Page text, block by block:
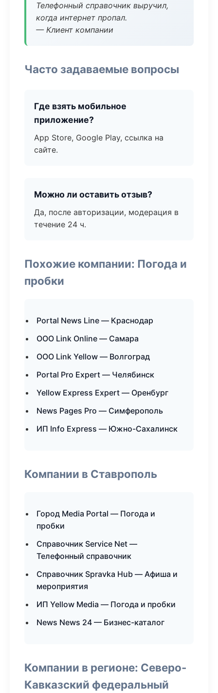
Телефонный справочник выручил,
когда интернет пропал.
— Клиент компании
Часто задаваемые вопросы
Где взять мобильное
приложение?
App Store, Google Play, ссылка на
сайте.
Можно ли оставить отзыв?
Да, после авторизации, модерация в
течение 24 ч.
Похожие компании: Погода и
пробки
Portal News Line — Краснодар
ООО Link Online — Самара
ООО Link Yellow — Волгоград
Portal Pro Expert — Челябинск
Yellow Express Expert — Оренбург
News Pages Pro — Симферополь
ИП Info Express — Южно-Сахалинск
Компании в Ставрополь
Город Media Portal — Погода и
пробки
Справочник Service Net —
Телефонный справочник
Справочник Spravka Hub — Афиша и
мероприятия
ИП Yellow Media — Погода и пробки
News News 24 — Бизнес-каталог
Компании в регионе: Северо-
Кавказский федеральный